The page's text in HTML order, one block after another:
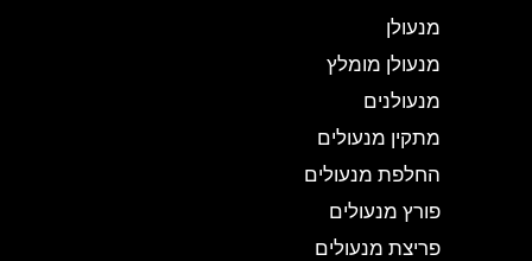
מנעולן
מנעולן מומלץ
מנעולנים
מתקין מנעולים
החלפת מנעולים
פורץ מנעולים
פריצת מנעולים